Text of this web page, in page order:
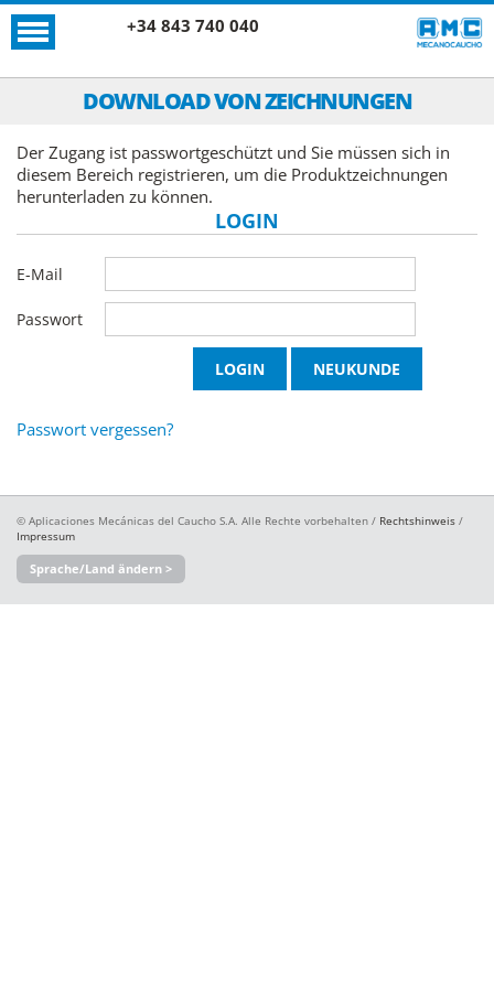
+34 843 740 040
DOWNLOAD VON ZEICHNUNGEN
Der Zugang ist passwortgeschützt und Sie müssen sich in
diesem Bereich registrieren, um die Produktzeichnungen
herunterladen zu können.
LOGIN
E-Mail
Passwort
Passwort vergessen?
© Aplicaciones Mecánicas del Caucho S.A. Alle Rechte vorbehalten / Rechtshinweis /
Impressum
Sprache/Land ändern >